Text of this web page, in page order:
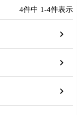
4件中 1-4件表示